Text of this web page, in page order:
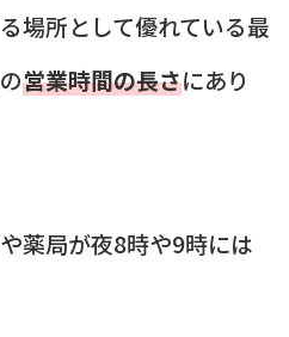
場所として優れている最
営業時間の長さにあり
薬局が夜8時や9時には